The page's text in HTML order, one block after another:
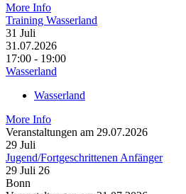
More Info
Training Wasserland
31 Juli
31.07.2026
17:00 - 19:00
Wasserland
Wasserland
More Info
Veranstaltungen am 29.07.2026
29 Juli
Jugend/Fortgeschrittenen Anfänger
29 Juli 26
Bonn